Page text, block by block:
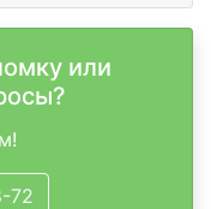
или
72